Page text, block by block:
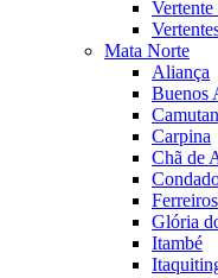
Mata Norte
Aliança
Buenos
Carpina
Chã de
Ferreiros
Glória
Itambé